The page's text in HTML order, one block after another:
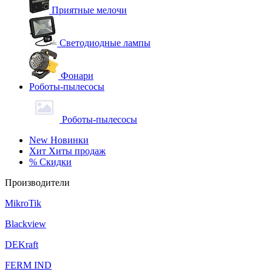
Приятные мелочи
Светодиодные лампы
Фонари
Роботы-пылесосы
Роботы-пылесосы
New Новинки
Хит Хиты продаж
% Скидки
Производители
MikroTik
Blackview
DEKraft
FERM IND